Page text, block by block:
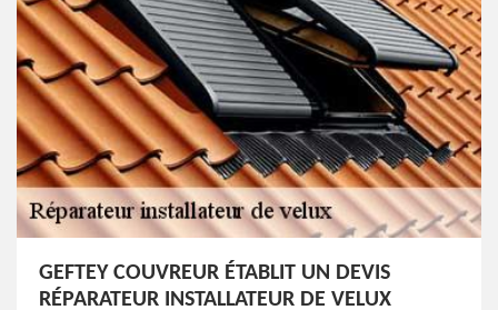
GEFTEY COUVREUR ÉTABLIT UN DEVIS
RÉPARATEUR INSTALLATEUR DE VELUX